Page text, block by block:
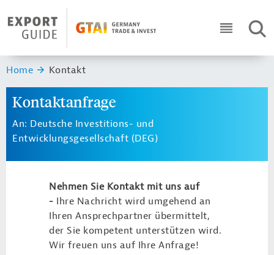
Header Logo
ICON
Sie sind hier:
Home Kontakt
Kontaktanfrage
An: Deutsche Investitions- und
Entwicklungsgesellschaft (DEG)
Nehmen Sie Kontakt mit uns auf
- Ihre Nachricht wird umgehend an
Ihren Ansprechpartner übermittelt,
der Sie kompetent unterstützen wird.
Wir freuen uns auf Ihre Anfrage!